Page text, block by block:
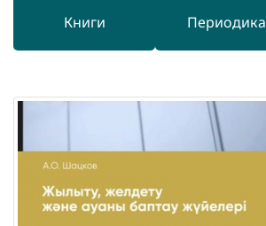
Книги Периодика